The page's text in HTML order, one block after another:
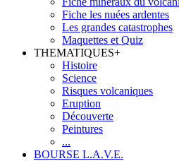
Fiche les nuées ardentes
Les grandes catastrophes
Maquettes et Quiz
THEMATIQUES+
Histoire
Science
Risques volcaniques
Eruption
Découverte
Peintures
...
BOURSE L.A.V.E.